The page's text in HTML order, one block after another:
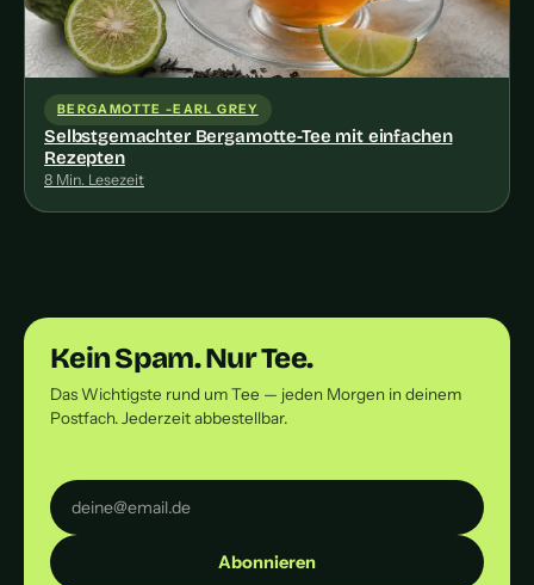
BERGAMOTTE -EARL GREY
Selbstgemachter Bergamotte-Tee mit einfachen
Rezepten
8 Min. Lesezeit
Kein Spam. Nur Tee.
Das Wichtigste rund um Tee — jeden Morgen in deinem
Postfach. Jederzeit abbestellbar.
Abonnieren